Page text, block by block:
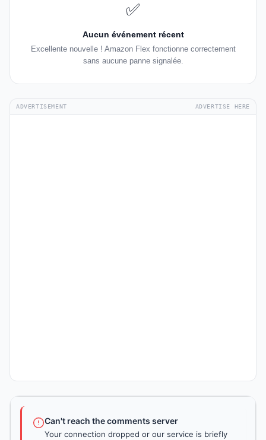
✅
Aucun événement récent
Excellente nouvelle ! Amazon Flex fonctionne correctement
sans aucune panne signalée.
ADVERTISEMENT ADVERTISE HERE
Can't reach the comments server
Your connection dropped or our service is briefly